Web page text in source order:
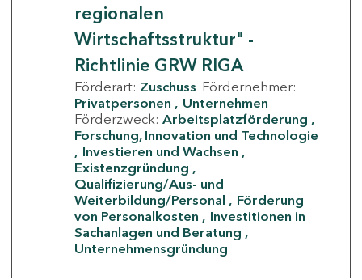
regionalen
Wirtschaftsstruktur" -
Richtlinie GRW RIGA
Förderart: Zuschuss Fördernehmer:
Privatpersonen
Unternehmen
Förderzweck: Arbeitsplatzförderung
Forschung, Innovation und Technologie
Investieren und Wachsen
Existenzgründung
Qualifizierung/Aus- und
Weiterbildung/Personal
Förderung
von Personalkosten
Investitionen in
Sachanlagen und Beratung
Unternehmensgründung